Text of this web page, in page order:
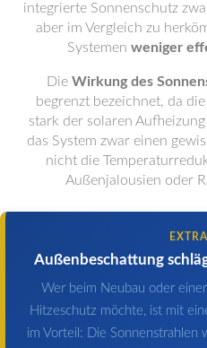
integrierte Sonnenschutz
aber im Vergleich zu
Systemen weniger
Die Wirkung des
begrenzt bezeichnet, da
stark der solaren
das System zwar einen
nicht die
Außenjalousien oder
Außenbeschattung
Wer beim Neubau oder
Hitzeschutz möchte, ist mit
im Vorteil: Die Sonnenstrahlen